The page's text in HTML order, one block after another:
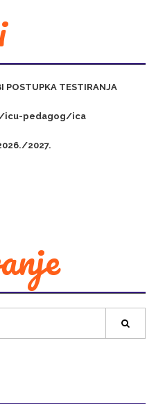
POSTUPKA TESTIRANJA
icu-pedagog/ica
2027.